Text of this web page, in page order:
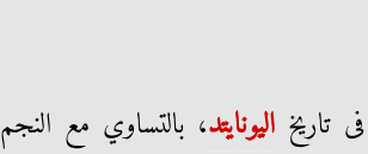
تاريخ اليونايتد، بالتساوي مع النجم